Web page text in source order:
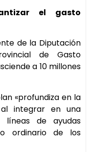
el gasto
de la Diputación
de Gasto
a 10 millones
«profundiza en la
al integrar en una
líneas de ayudas
ordinario de los